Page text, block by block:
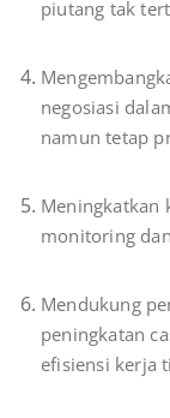
piutang tak
negosiasi
namun tetap
Meningkatkan
monitoring
Mendukung
peningkatan
efisiensi kerja